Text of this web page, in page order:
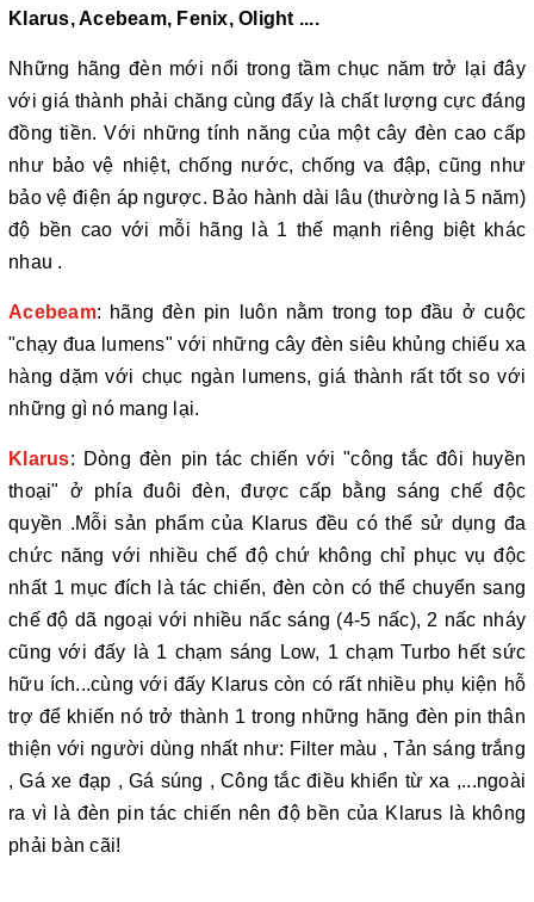
Klarus, Acebeam, Fenix, Olight ....
Những hãng đèn mới nổi trong tầm chục năm trở lại đây
với giá thành phải chăng cùng đấy là chất lượng cực đáng
đồng tiền. Với những tính năng của một cây đèn cao cấp
như bảo vệ nhiệt, chống nước, chống va đập, cũng như
bảo vệ điện áp ngược. Bảo hành dài lâu (thường là 5 năm)
độ bền cao với mỗi hãng là 1 thế mạnh riêng biệt khác
nhau .
Acebeam: hãng đèn pin luôn nằm trong top đầu ở cuộc
"chạy đua lumens" với những cây đèn siêu khủng chiếu xa
hàng dặm với chục ngàn lumens, giá thành rất tốt so với
những gì nó mang lại.
Klarus: Dòng đèn pin tác chiến với "công tắc đôi huyền
thoại" ở phía đuôi đèn, được cấp bằng sáng chế độc
quyền .Mỗi sản phẩm của Klarus đều có thể sử dụng đa
chức năng với nhiều chế độ chứ không chỉ phục vụ độc
nhất 1 mục đích là tác chiến, đèn còn có thể chuyển sang
chế độ dã ngoại với nhiều nấc sáng (4-5 nấc), 2 nấc nháy
cũng với đấy là 1 chạm sáng Low, 1 chạm Turbo hết sức
hữu ích...cùng với đấy Klarus còn có rất nhiều phụ kiện hỗ
trợ để khiến nó trở thành 1 trong những hãng đèn pin thân
thiện với người dùng nhất như: Filter màu , Tản sáng trắng
, Gá xe đạp , Gá súng , Công tắc điều khiển từ xa ,...ngoài
ra vì là đèn pin tác chiến nên độ bền của Klarus là không
phải bàn cãi!